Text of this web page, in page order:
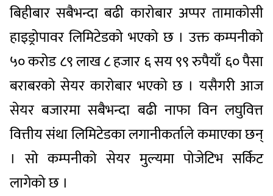
बिहीबार सबैभन्दा बढी कारोबार अप्पर तामाकोसी
हाइड्रोपावर लिमिटेडको भएको छ । उक्त कम्पनीको
५० करोड ८९ लाख ८ हजार ६ सय ९९ रुपैयाँ ६० पैसा
बराबरको सेयर कारोबार भएको छ । यसैगरी आज
सेयर बजारमा सबैभन्दा बढी नाफा विन लघुवित्त
वित्तीय संथा लिमिटेडका लगानीकर्ताले कमाएका छन्
। सो कम्पनीको सेयर मुल्यमा पोजेटिभ सर्किट
लागेको छ ।